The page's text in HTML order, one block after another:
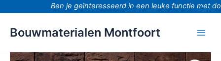
Ben je geïnteresseerd in een leuke functie met
Bouwmaterialen Montfoort
Robusta